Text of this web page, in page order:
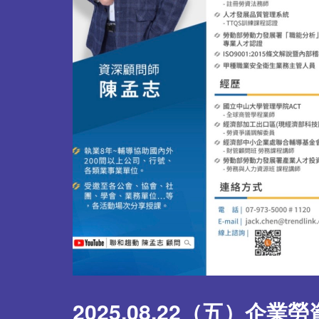
2025.08.22（五）企業勞